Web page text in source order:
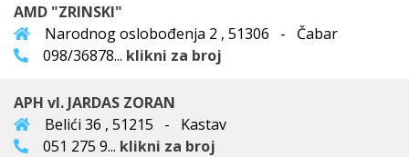
AMD "ZRINSKI"
Narodnog oslobođenja 2 , 51306 - Čabar
098/36878... klikni za broj
APH vl. JARDAS ZORAN
Belići 36 , 51215 - Kastav
051 275 9... klikni za broj